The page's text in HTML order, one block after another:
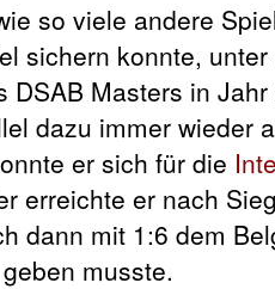
so viele andere
sichern konnte,
Masters in
dazu immer wieder
er sich für die
erreichte er nach
dann mit 1:6 dem
geben musste.